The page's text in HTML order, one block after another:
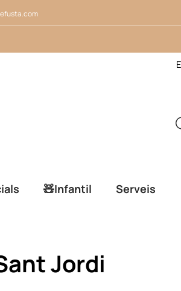
🧸Infantil Serveis
Jordi